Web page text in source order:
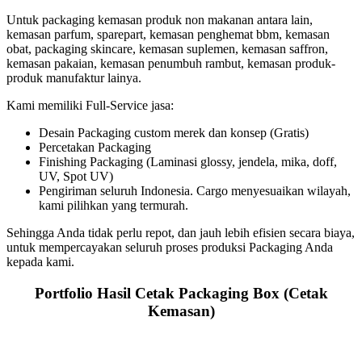
Untuk packaging kemasan produk non makanan antara lain,
kemasan parfum, sparepart, kemasan penghemat bbm, kemasan
obat, packaging skincare, kemasan suplemen, kemasan saffron,
kemasan pakaian, kemasan penumbuh rambut, kemasan produk-
produk manufaktur lainya.
Kami memiliki Full-Service jasa:
Desain Packaging custom merek dan konsep (Gratis)
Percetakan Packaging
Finishing Packaging (Laminasi glossy, jendela, mika, doff,
UV, Spot UV)
Pengiriman seluruh Indonesia. Cargo menyesuaikan wilayah,
kami pilihkan yang termurah.
Sehingga Anda tidak perlu repot, dan jauh lebih efisien secara biaya,
untuk mempercayakan seluruh proses produksi Packaging Anda
kepada kami.
Portfolio Hasil Cetak Packaging Box (Cetak
Kemasan)